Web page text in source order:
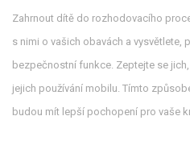
Zahrnout dítě do rozhodovacího
s nimi o vašich obavách a vysvětlete,
bezpečnostní funkce. Zeptejte se
jejich používání mobilu. Tímto
budou mít lepší pochopení pro vaše